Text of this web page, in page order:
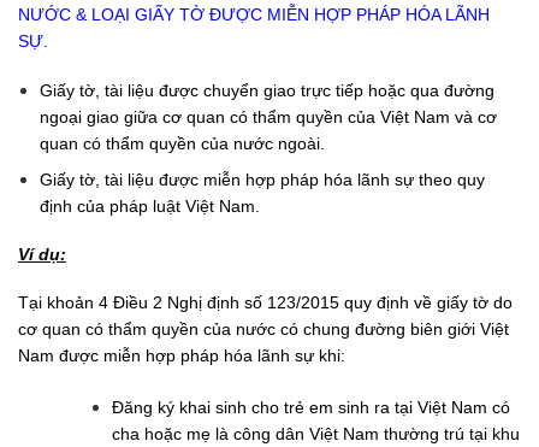
NƯỚC & LOẠI GIẤY TỜ ĐƯỢC MIỄN HỢP PHÁP HÓA LÃNH
SỰ.
Giấy tờ, tài liệu được chuyển giao trực tiếp hoặc qua đường
ngoại giao giữa cơ quan có thẩm quyền của Việt Nam và cơ
quan có thẩm quyền của nước ngoài.
Giấy tờ, tài liệu được miễn hợp pháp hóa lãnh sự theo quy
định của pháp luật Việt Nam.
Ví dụ:
Tại khoản 4 Điều 2 Nghị định số 123/2015 quy định về giấy tờ do
cơ quan có thẩm quyền của nước có chung đường biên giới Việt
Nam được miễn hợp pháp hóa lãnh sự khi:
Đăng ký khai sinh cho trẻ em sinh ra tại Việt Nam có
cha hoặc mẹ là công dân Việt Nam thường trú tại khu